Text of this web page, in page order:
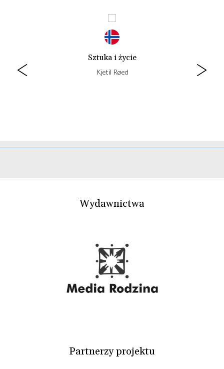
Sztuka i życie
Kjetil Røed
Wydawnictwa
Partnerzy projektu